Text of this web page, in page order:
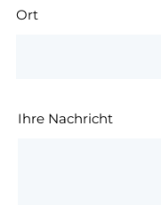
Ort
Ihre Nachricht